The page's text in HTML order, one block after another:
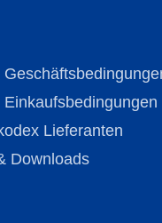
Lieferanten
Downloads